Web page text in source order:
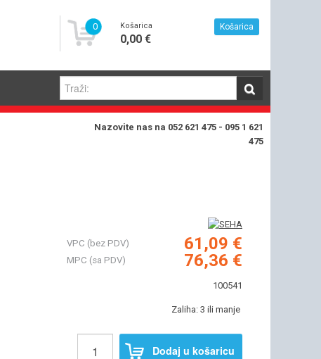
0 Košarica
0,00 €
Košarica
Nazovite nas na 052 621 475 - 095 1 621
475
VPC (bez PDV) 61,09 €
MPC (sa PDV) 76,36 €
100541
Zaliha: 3 ili manje
Dodaj u košaricu